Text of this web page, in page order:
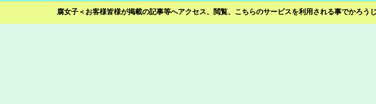
腐女子＜お客様皆様が掲載の記事等へアクセス、閲覧、こちらのサービスを利用される事でかろう